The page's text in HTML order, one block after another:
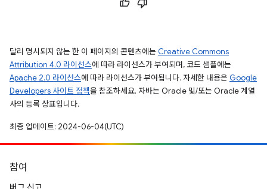
달리 명시되지 않는 한 이 페이지의 콘텐츠에는 Creative Commons
Attribution 4.0 라이선스에 따라 라이선스가 부여되며, 코드 샘플에는
Apache 2.0 라이선스에 따라 라이선스가 부여됩니다. 자세한 내용은 Google
Developers 사이트 정책을 참조하세요. 자바는 Oracle 및/또는 Oracle 계열
사의 등록 상표입니다.
최종 업데이트: 2024-06-04(UTC)
참여